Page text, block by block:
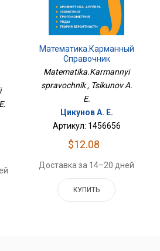
Математика.Карманный
Справочник
Matematika.Karmannyi
spravochnik , Tsikunov A.
E.
Цикунов А. Е.
Артикул: 1456656
$12.08
Доставка за 14–20 дней
КУПИТЬ